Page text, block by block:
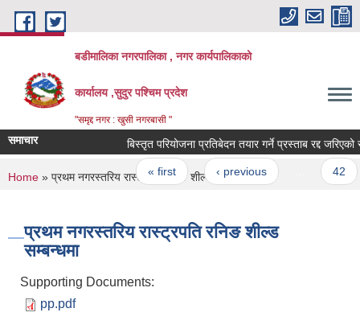
Skip to main content
बडीमालिका नगरपालिका , नगर कार्यपालिकाको
कार्यालय ,सुदुर पश्चिम प्रदेश
"समृद्द नगर : खुसी नगरबासी "
समाचार बिस्तृत परियोजना प्रतिबेदन तयार गर्ने प्रस्ताब रद्द जरिएको
Pages
« first ‹ previous
You are here
Home » प्रथम नगरस्तरिय रास्ट्रपति रनिङ शील्ड सम्बन्धमा
प्रथम नगरस्तरिय रास्ट्रपति रनिङ शील्ड
सम्बन्धमा
Supporting Documents:
pp.pdf